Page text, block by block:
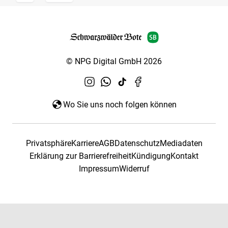
© NPG Digital GmbH 2026
Wo Sie uns noch folgen können
PrivatsphäreKarriereAGBDatenschutzMediadaten
Erklärung zur BarrierefreiheitKündigungKontakt
ImpressumWiderruf